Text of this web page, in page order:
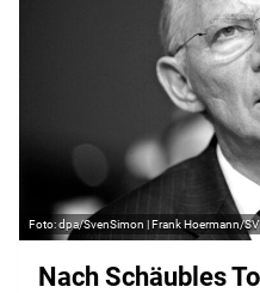
dpa/SvenSimon | Frank Hoermann/
Nach Schäubles